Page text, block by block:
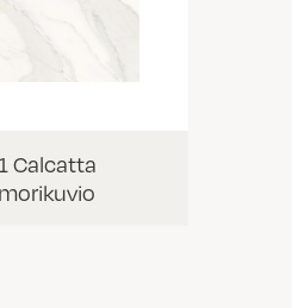
Calcatta